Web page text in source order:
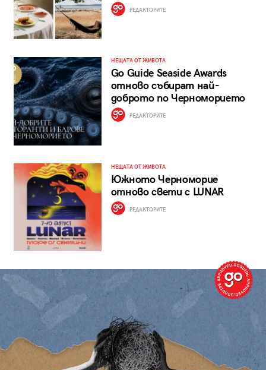
РЕДАКТОРИТЕ
НЕЩАТА ОТ ЖИВОТА
Go Guide Seaside Awards
отново събират най-
доброто по Черноморието
РЕДАКТОРИТЕ
НЕЩАТА ОТ ЖИВОТА
Южното Черноморие
отново свети с LUNAR
РЕДАКТОРИТЕ